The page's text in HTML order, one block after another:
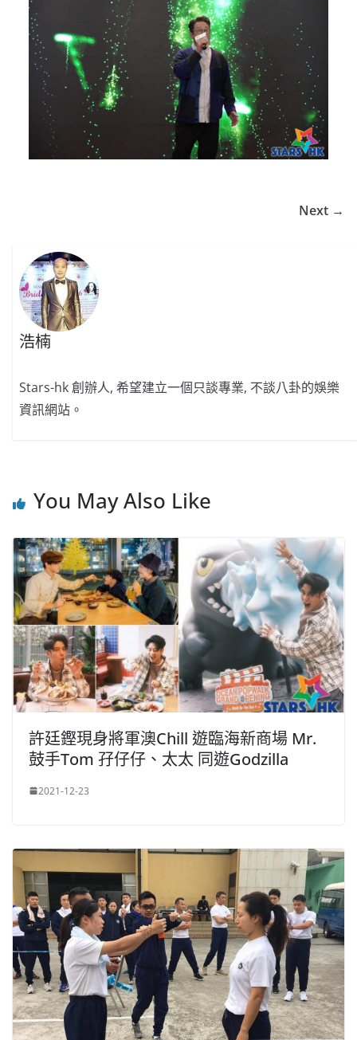
Next →
浩楠
Stars-hk 創辦人, 希望建立一個只談專業, 不談八卦的娛樂
資訊網站。
You May Also Like
許廷鏗現身將軍澳Chill 遊臨海新商場 Mr.
鼓手Tom 孖仔仔、太太 同遊Godzilla
2021-12-23